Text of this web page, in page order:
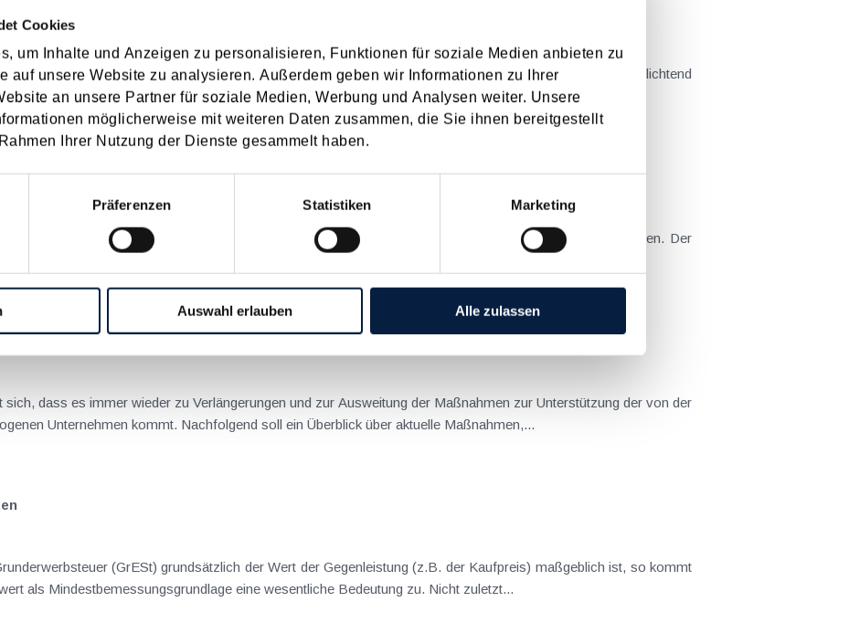
Cookies
um Inhalte und Anzeigen zu personalisieren, Funktionen für soziale Medien anbieten zu
auf unsere Website zu analysieren. Außerdem geben wir Informationen zu Ihrer
an unsere Partner für soziale Medien, Werbung und Analysen weiter. Unsere
möglicherweise mit weiteren Daten zusammen, die Sie ihnen bereitgestellt
Ihrer Nutzung der Dienste gesammelt haben.
Präferenzen Statistiken Marketing
Auswahl erlauben Alle zulassen
Tag der Umgründung gewählt. Ursache dafür sind meist praktische Überlegungen, weil der ohnehin verpflichtend
als Umgründungsbilanz herangezogen werden kann und kein...
Investitionsfreibetrag
2022 ist der Investitionsfreibetrag (IFB) in modernisierter Version wieder eingeführt worden. Der
für seit 1.1.2023 angeschaffte oder hergestellte (fertiggestellte) Wirtschaftsgüter des...
Maßnahmen gegen die COVID-19 Pandemie
dass es immer wieder zu Verlängerungen und zur Ausweitung der Maßnahmen zur Unterstützung der von der
Unternehmen kommt. Nachfolgend soll ein Überblick über aktuelle Maßnahmen,...
auch dem sogenannten Grundstückswert als Mindestbemessungsgrundlage eine wesentliche Bedeutung zu. Nicht zuletzt...